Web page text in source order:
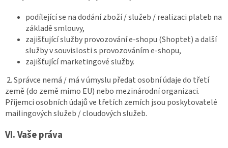
podílející se na dodání zboží / služeb / realizaci plateb na
základě smlouvy,
zajišťující služby provozování e-shopu (Shoptet) a další
služby v souvislosti s provozováním e-shopu,
zajišťující marketingové služby.
2. Správce nemá / má v úmyslu předat osobní údaje do třetí
země (do země mimo EU) nebo mezinárodní organizaci.
Příjemci osobních údajů ve třetích zemích jsou poskytovatelé
mailingových služeb / cloudových služeb.
VI.Vaše práva